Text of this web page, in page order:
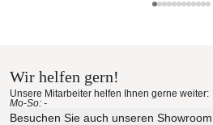
Erleben Sie unsere Stoffe und
Ihren eigenen vier Wänden.
Aktuelle Originalstoffe des
Wir helfen gern!
Unsere Mitarbeiter helfen Ihnen gerne weiter:
Mo-So: -
Besuchen Sie auch unseren Showroom